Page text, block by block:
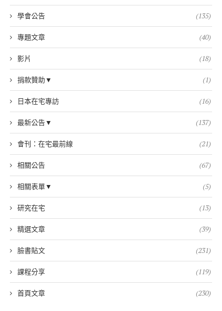
學會公告 (135)
專題文章 (40)
影片 (18)
捐款贊助▼ (1)
日本在宅專訪 (16)
最新公告▼ (137)
會刊：在宅最前線 (21)
相關公告 (67)
相關表單▼ (5)
研究在宅 (13)
精選文章 (39)
臉書貼文 (231)
課程分享 (119)
首頁文章 (230)